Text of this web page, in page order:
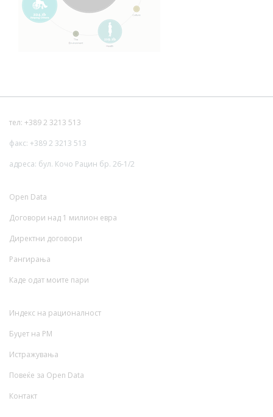
тел: +389 2 3213 513
факс: +389 2 3213 513
адреса: бул. Кочо Рацин бр. 26-1/2
Open Data
Договори над 1 милион евра
Директни договори
Рангирања
Каде одат моите пари
Индекс на рационалност
Буџет на РМ
Истражувања
Повеќе за Open Data
Контакт